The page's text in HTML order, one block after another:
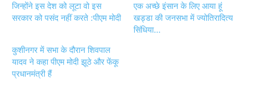
जिन्‍होंने इस देश को लूटा वो इस
सरकार को पसंद नहीं करते :पीएम मोदी
एक अच्छे इंसान के लिए आया हूं
खड्डा की जनसभा में ज्योतिरादित्य
सिंधिया…
कुशीनगर में सभा के दौरान शिवपाल
यादव ने कहा पीएम मोदी झूठे और फेंकू
प्रधानमंत्री हैं